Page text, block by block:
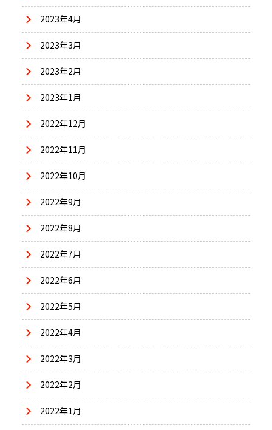
2023年4月
2023年3月
2023年2月
2023年1月
2022年12月
2022年11月
2022年10月
2022年9月
2022年8月
2022年7月
2022年6月
2022年5月
2022年4月
2022年3月
2022年2月
2022年1月